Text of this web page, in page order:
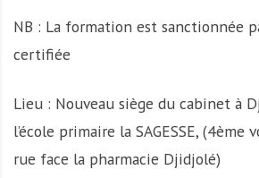
NB : La formation est sanctionnée
certifiée
Lieu : Nouveau siège du cabinet à
l’école primaire la SAGESSE, (4ème
rue face la pharmacie Djidjolé)